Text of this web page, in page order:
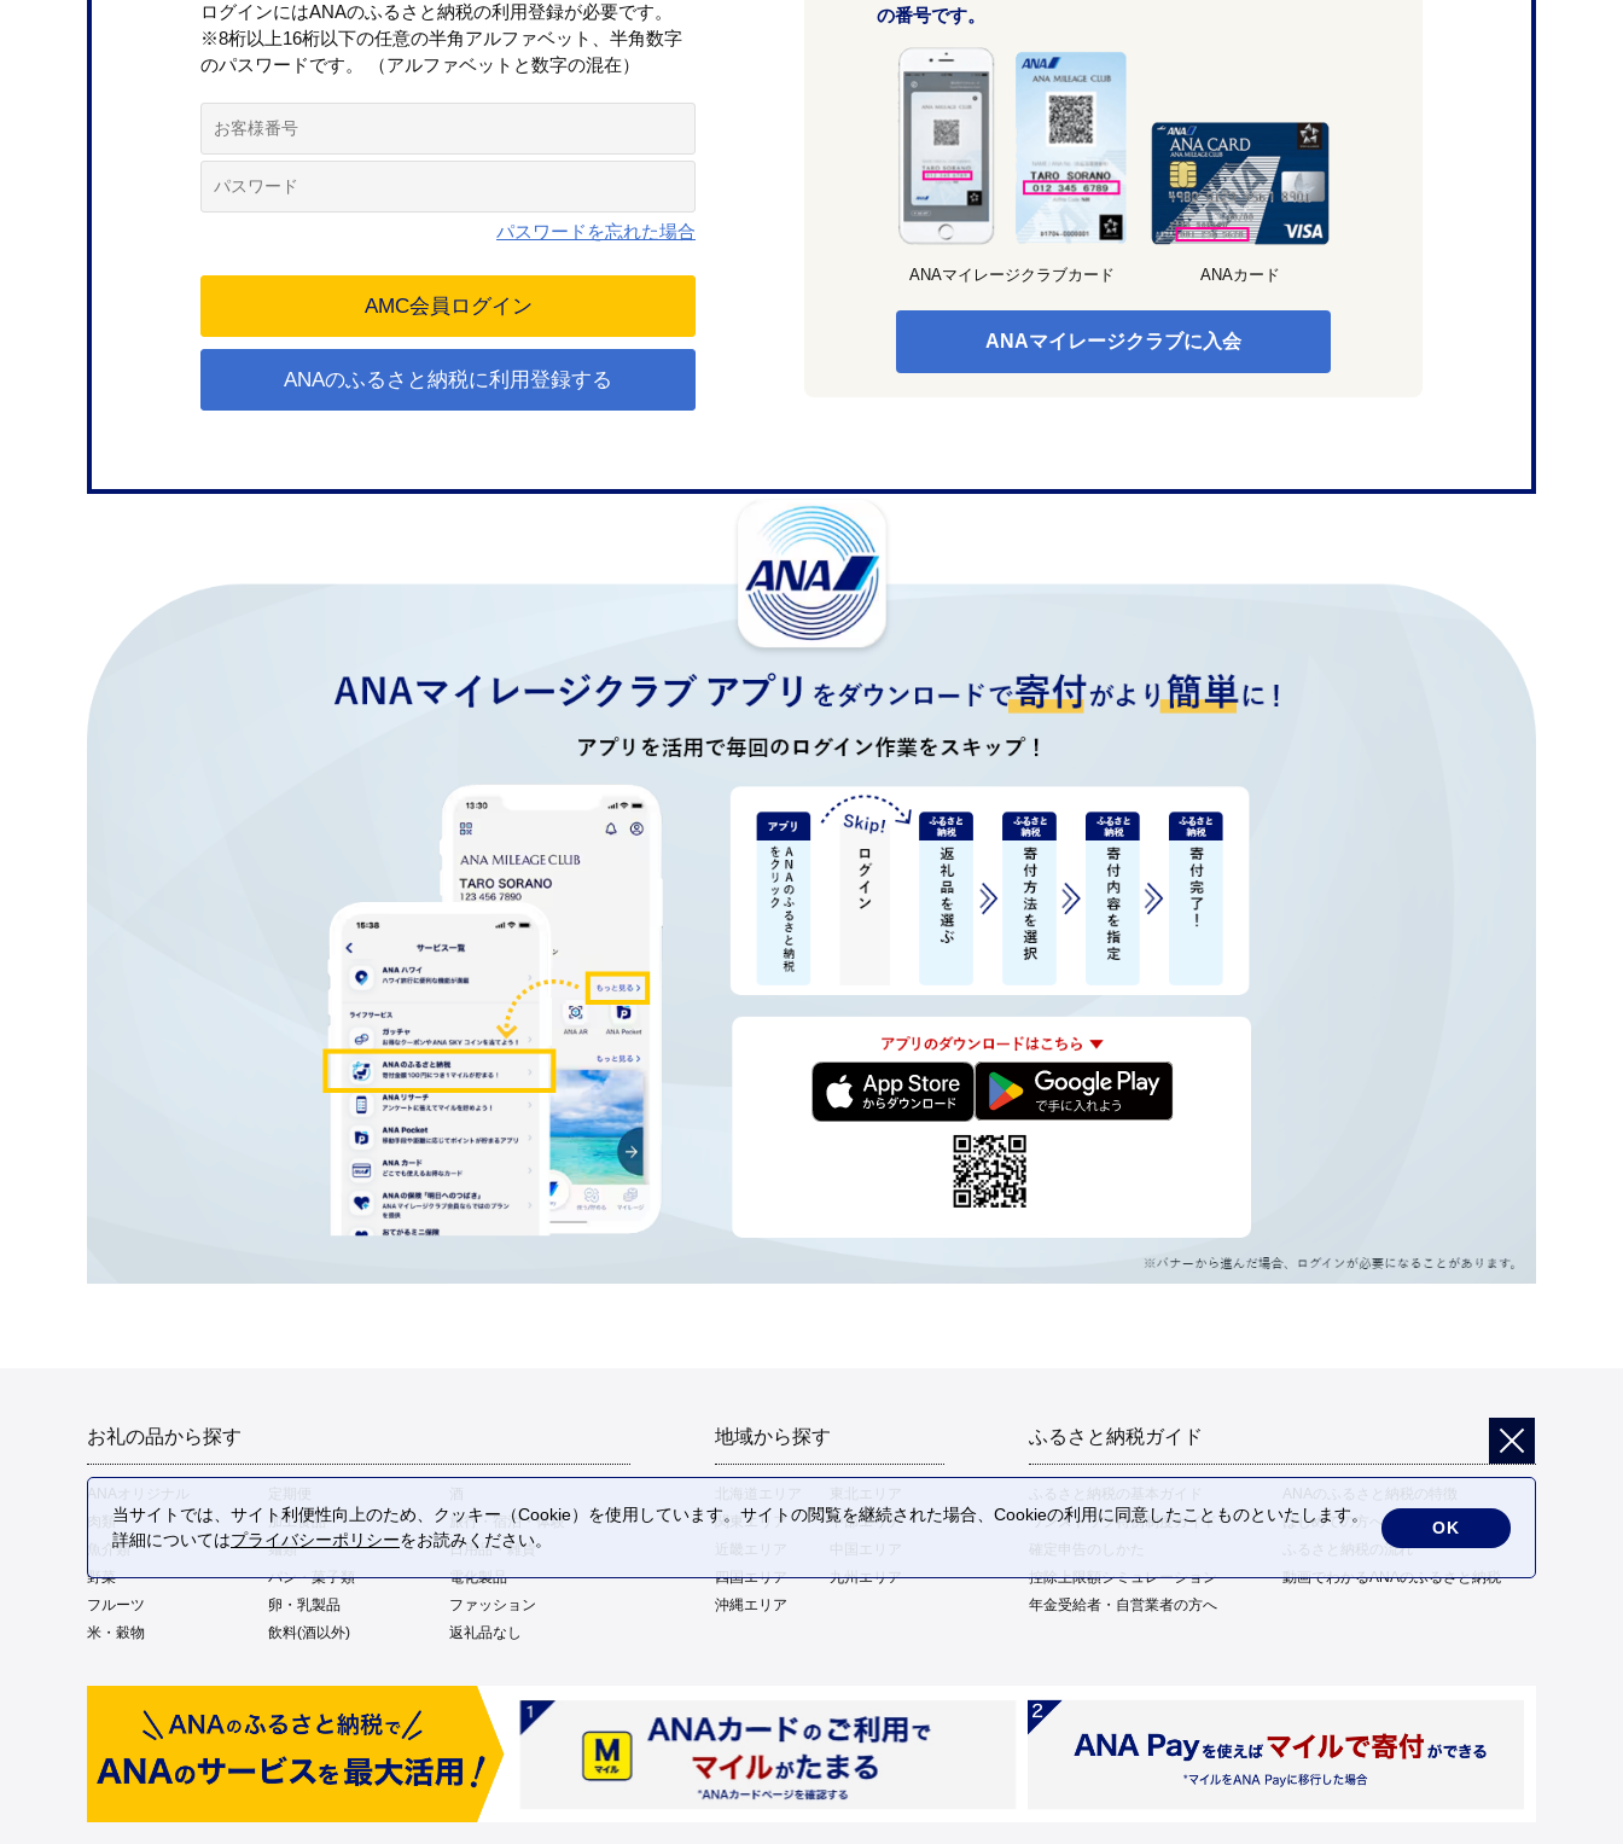
ログインにはANAのふるさと納税の利用登録が必要です。
※8桁以上16桁以下の任意の半角アルファベット、半角数字
のパスワードです。 （アルファベットと数字の混在）
パスワードを忘れた場合
ANAのふるさと納税に利用登録する
の番号です。
ANAマイレージクラブカード ANAカード
ANAマイレージクラブに入会
お礼の品から探す
肉類
加工食品
旅行・宿泊・体験
魚介類
麺類
日用品・雑貨
野菜
パン・菓子類
電化製品
フルーツ
卵・乳製品
ファッション
米・穀物
飲料(酒以外) 返礼品なし
地域から探す
関東エリア
中部エリア
四国エリア
九州エリア
沖縄エリア
ふるさと納税ガイド
ふるさと納税の基本ガイド
ANAのふるさと納税の特徴
ワンストップ特例制度ガイド
はじめての方へ
ふるさと納税の流れ
控除上限額シミュレーション
動画でわかるANAのふるさと納税
年金受給者・自営業者の方へ
当サイトでは、サイト利便性向上のため、クッキー（Cookie）を使用しています。サイトの閲覧を継続された場合、Cookieの利用に同意したことものといたします。
詳細についてはプライバシーポリシーをお読みください。
OK